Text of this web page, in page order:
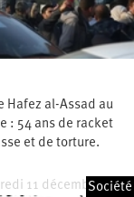
Hafez al-Assad au
: 54 ans de racket
et de torture.
11 décembre 2024
Société